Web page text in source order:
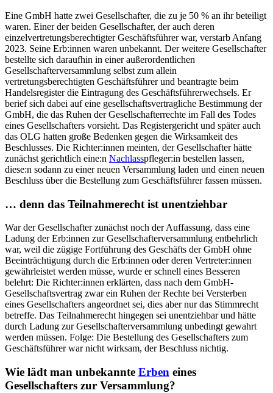
Eine GmbH hatte zwei Gesellschafter, die zu je 50 % an ihr beteiligt
waren. Einer der beiden Gesellschafter, der auch deren
einzelvertretungsberechtigter Geschäftsführer war, verstarb Anfang
2023. Seine Erb:innen waren unbekannt. Der weitere Gesellschafter
bestellte sich daraufhin in einer außerordentlichen
Gesellschafterversammlung selbst zum allein
vertretungsberechtigten Geschäftsführer und beantragte beim
Handelsregister die Eintragung des Geschäftsführerwechsels. Er
berief sich dabei auf eine gesellschaftsvertragliche Bestimmung der
GmbH, die das Ruhen der Gesellschafterrechte im Fall des Todes
eines Gesellschafters vorsieht. Das Registergericht und später auch
das OLG hatten große Bedenken gegen die Wirksamkeit des
Beschlusses. Die Richter:innen meinten, der Gesellschafter hätte
zunächst gerichtlich eine:n Nachlasspfleger:in bestellen lassen,
diese:n sodann zu einer neuen Versammlung laden und einen neuen
Beschluss über die Bestellung zum Geschäftsführer fassen müssen.
… denn das Teilnahmerecht ist unentziehbar
War der Gesellschafter zunächst noch der Auffassung, dass eine
Ladung der Erb:innen zur Gesellschafterversammlung entbehrlich
war, weil die zügige Fortführung des Geschäfts der GmbH ohne
Beeinträchtigung durch die Erb:innen oder deren Vertreter:innen
gewährleistet werden müsse, wurde er schnell eines Besseren
belehrt: Die Richter:innen erklärten, dass nach dem GmbH-
Gesellschaftsvertrag zwar ein Ruhen der Rechte bei Versterben
eines Gesellschafters angeordnet sei, dies aber nur das Stimmrecht
betreffe. Das Teilnahmerecht hingegen sei unentziehbar und hätte
durch Ladung zur Gesellschafterversammlung unbedingt gewahrt
werden müssen. Folge: Die Bestellung des Gesellschafters zum
Geschäftsführer war nicht wirksam, der Beschluss nichtig.
Wie lädt man unbekannte Erben eines
Gesellschafters zur Versammlung?